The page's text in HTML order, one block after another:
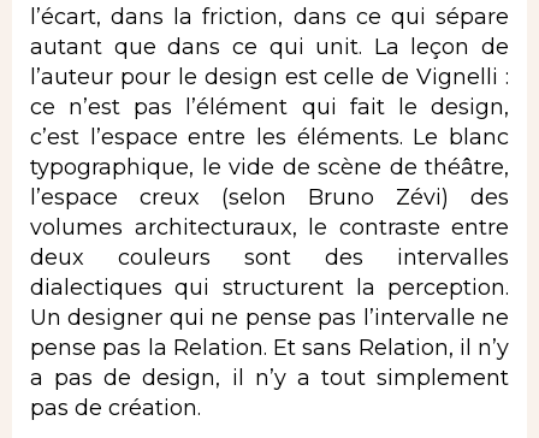
l’écart, dans la friction, dans ce qui sépare
autant que dans ce qui unit. La leçon de
l’auteur pour le design est celle de Vignelli :
ce n’est pas l’élément qui fait le design,
c’est l’espace entre les éléments. Le blanc
typographique, le vide de scène de théâtre,
l’espace creux (selon Bruno Zévi) des
volumes architecturaux, le contraste entre
deux couleurs sont des intervalles
dialectiques qui structurent la perception.
Un designer qui ne pense pas l’intervalle ne
pense pas la Relation. Et sans Relation, il n’y
a pas de design, il n’y a tout simplement
pas de création.